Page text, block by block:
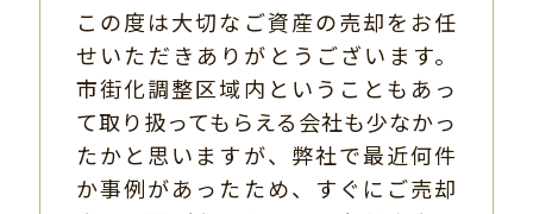
この度は大切なご資産の売却をお任
せいただきありがとうございます。
市街化調整区域内ということもあっ
て取り扱ってもらえる会社も少なかっ
たかと思いますが、弊社で最近何件
か事例があったため、すぐにご売却